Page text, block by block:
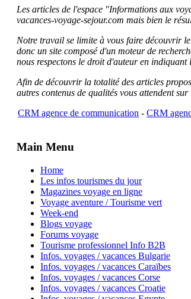
Les articles de l'espace "Informations aux
vacances-voyage-sejour.com mais bien le
Notre travail se limite à vous faire découvrir
donc un site composé d'un moteur de
nous respectons le droit d'auteur en indiquant
Afin de découvrir la totalité des articles
autres contenus de qualités vous attendent
CRM agence de communication - CRM
Main Menu
Home
Les infos tourismes du jour
Magazines voyage en ligne
Voyage aventure / Tourisme vert
Week-end
Blogs voyage
Forums voyage
Tourisme professionnel Info B2B
Infos. voyages / vacances Bulgarie
Infos. voyages / vacances Caraïbes
Infos. voyages / vacances Corse
Infos. voyages / vacances Croatie